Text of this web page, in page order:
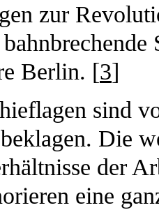
zur
Berlin. [3]
sind
Die
der
eine